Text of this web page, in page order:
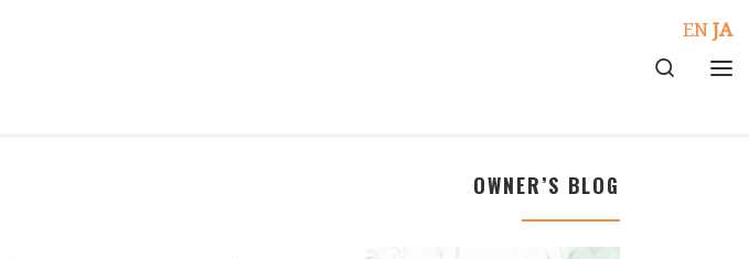
Search
OWNER’S BLOG
EN JA